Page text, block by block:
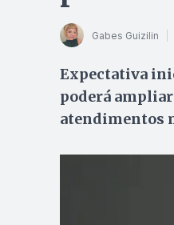
Gabes Guizilin
Expectativa
poderá ampliar
atendimentos